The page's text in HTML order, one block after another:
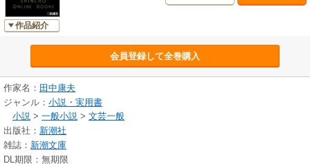
作品紹介
会員登録して全巻購入
作家名： 田中康夫
ジャンル： 小説・実用書
小説 > 一般小説 > 文芸一般
出版社： 新潮社
雑誌： 新潮文庫
DL期限：無期限